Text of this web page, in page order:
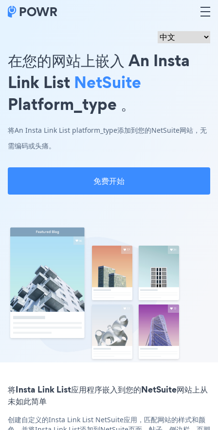
在您的网站上嵌入 An Insta
Link List NetSuite
Platform_type 。
将An Insta Link List platform_type添加到您的NetSuite网站，无
需编码或头痛。
免费开始
将Insta Link List应用程序嵌入到您的NetSuite网站上从
未如此简单
创建自定义的Insta Link List NetSuite应用，匹配网站的样式和颜